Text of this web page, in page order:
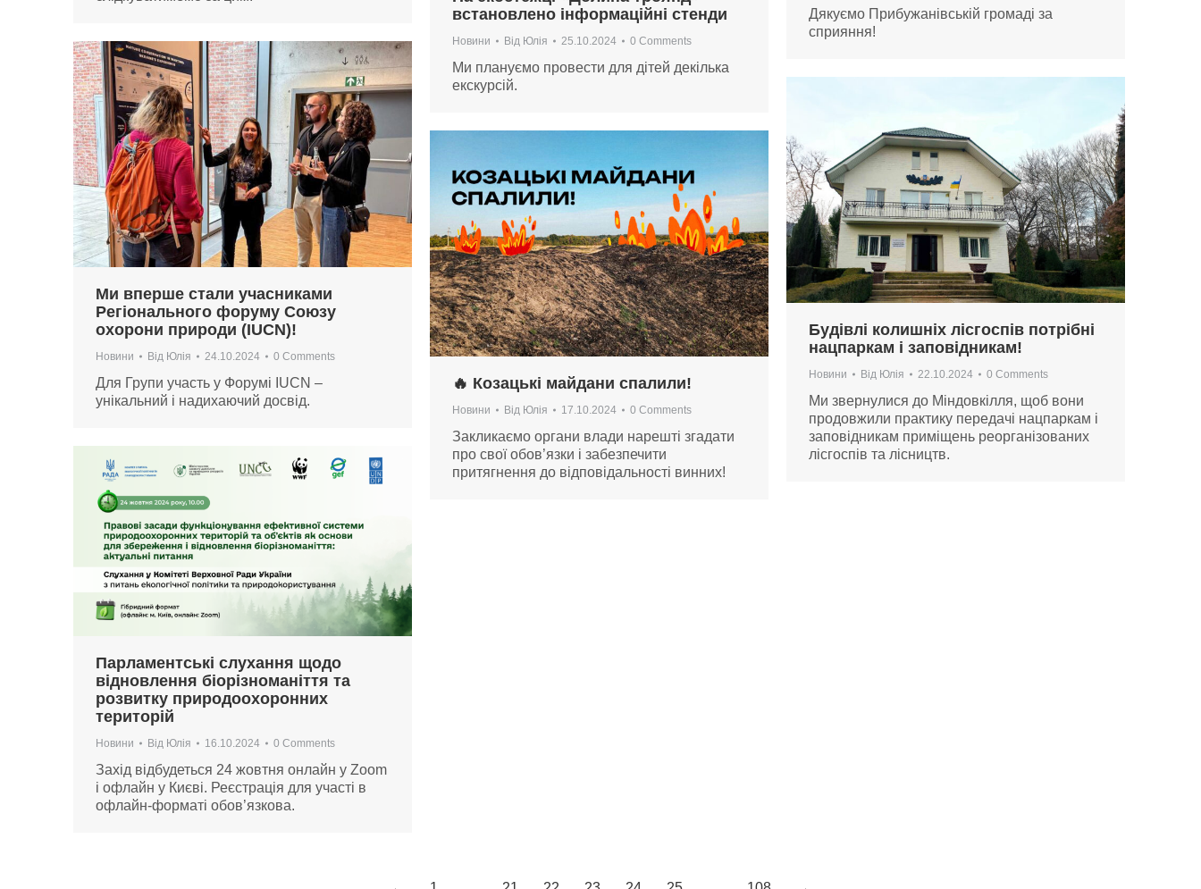
Дякуємо Прибужанівській громаді за
сприяння!
встановлено інформаційні стенди
Новини Від Юлія 25.10.2024 0 Comments
Ми плануємо провести для дітей декілька
екскурсій.
Ми вперше стали учасниками
Регіонального форуму Союзу
охорони природи (IUCN)!
Новини Від Юлія 24.10.2024 0 Comments
Для Групи участь у Форумі IUCN –
унікальний і надихаючий досвід.
Будівлі колишніх лісгоспів потрібні
нацпаркам і заповідникам!
Новини Від Юлія 22.10.2024 0 Comments
Ми звернулися до Міндовкілля, щоб вони
продовжили практику передачі нацпаркам і
заповідникам приміщень реорганізованих
лісгоспів та лісництв.
🔥 Козацькі майдани спалили!
Новини Від Юлія 17.10.2024 0 Comments
Закликаємо органи влади нарешті згадати
про свої обов’язки і забезпечити
притягнення до відповідальності винних!
Парламентські слухання щодо
відновлення біорізноманіття та
розвитку природоохоронних
територій
Новини Від Юлія 16.10.2024 0 Comments
Захід відбудеться 24 жовтня онлайн у Zoom
і офлайн у Києві. Реєстрація для участі в
офлайн-форматі обов’язкова.